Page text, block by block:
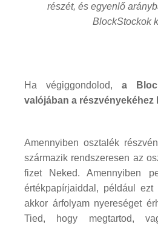
részét, és egyenlő
BlockStockok
Ha végiggondolod, a
valójában a részvényekéhez
Amennyiben osztalék
származik rendszeresen az
fizet Neked. Amennyiben
értékpapírjaiddal, például
akkor árfolyam nyereséget
Tied, hogy megtartod,